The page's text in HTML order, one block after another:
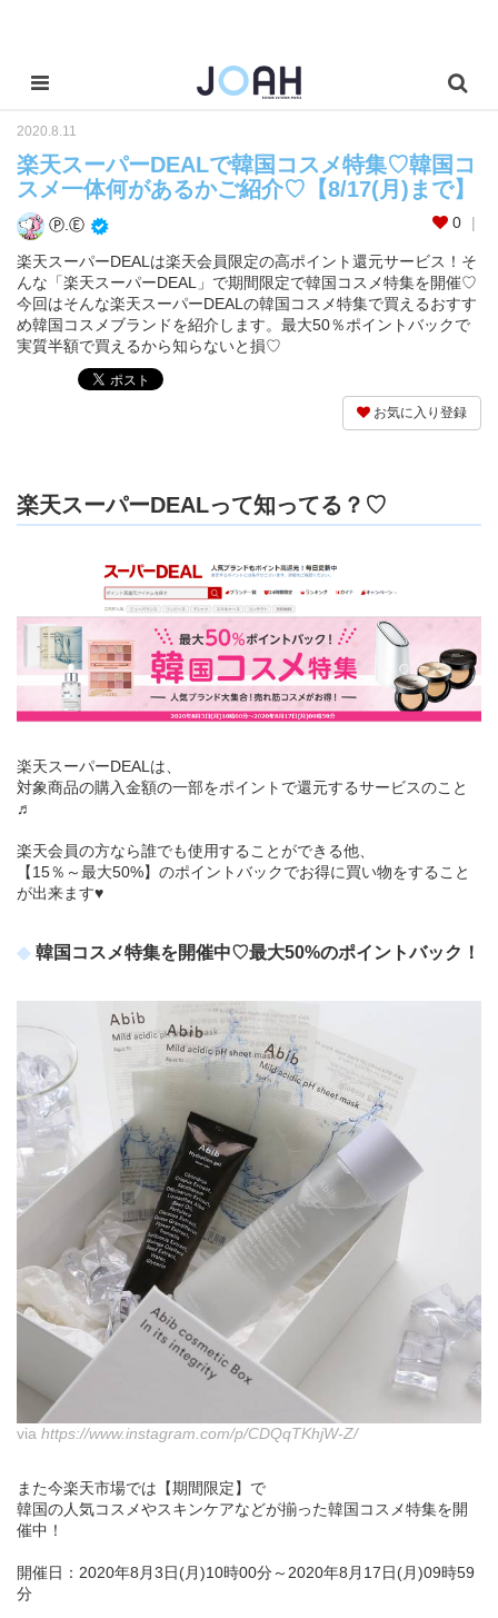
2020.8.11
楽天スーパーDEALで韓国コスメ特集♡韓国コ
スメ一体何があるかご紹介♡【8/17(月)まで】
Ⓟ.Ⓔ 0
楽天スーパーDEALは楽天会員限定の高ポイント還元サービス！そ
んな「楽天スーパーDEAL」で期間限定で韓国コスメ特集を開催♡
今回はそんな楽天スーパーDEALの韓国コスメ特集で買えるおすす
め韓国コスメブランドを紹介します。最大50％ポイントバックで
実質半額で買えるから知らないと損♡
お気に入り登録
楽天スーパーDEALって知ってる？♡
楽天スーパーDEALは、
対象商品の購入金額の一部をポイントで還元するサービスのこと
♬
楽天会員の方なら誰でも使用することができる他、
【15％～最大50%】のポイントバックでお得に買い物をすること
が出来ます♥
韓国コスメ特集を開催中♡最大50%のポイントバック！
via https://www.instagram.com/p/CDQqTKhjW-Z/
また今楽天市場では【期間限定】で
韓国の人気コスメやスキンケアなどが揃った韓国コスメ特集を開
催中！
開催日：2020年8月3日(月)10時00分～2020年8月17日(月)09時59
分